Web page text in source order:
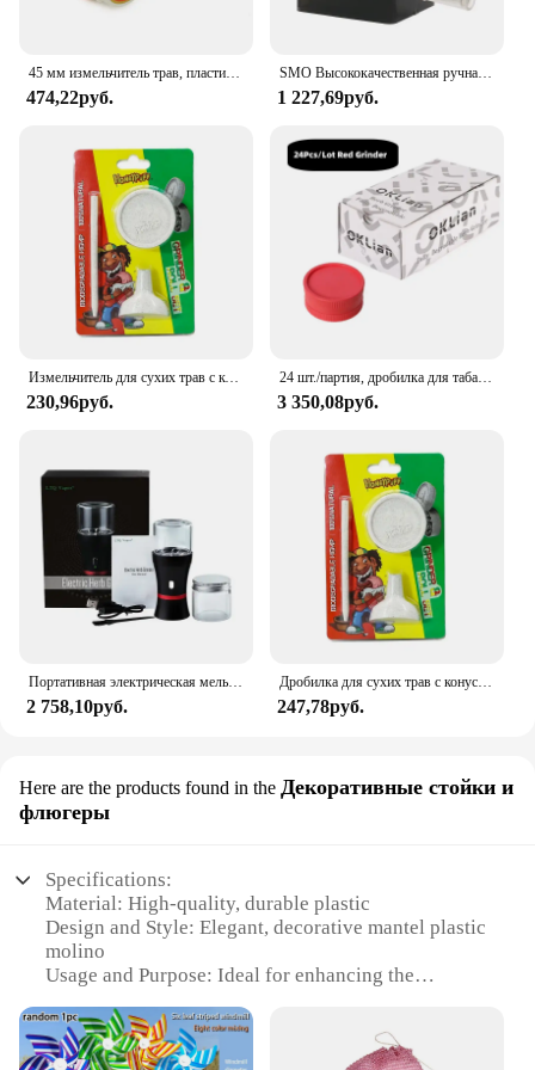
45 мм измельчитель трав, пластиковая бутылка для жевательной резинки с металлом, красная, синяя, зеленая, дробилка для специй, пыльцы, Прямая поставка, измельчитель для курения табака
474,22руб.
SMO Высококачественная ручная машина для резки табака с ручным приводом, ручная металлическая измельчитель травы, дропшиппинг, аксессуары для курения
1 227,69руб.
Измельчитель для сухих трав с конусной рулонной бумагой, воронка, биоразлагаемый материал, измельчитель трав, сделай сам, трубка для курения, аксессуары
230,96руб.
24 шт./партия, дробилка для табака, 55 мм
3 350,08руб.
Портативная электрическая мельница для трав со стеклянной банки для хранения табака, высококачественная дробилка для трав, измельчители для курительных принадлежностей
2 758,10руб.
Дробилка для сухих трав с конусной рулонной бумагой, воронка, биоразлагаемый материал, травяная дробилка, «сделай сам», трубка, аксессуары для курения
247,78руб.
Here are the products found in the Декоративные стойки и
флюгеры
Specifications:
Material: High-quality, durable plastic
Design and Style: Elegant, decorative mantel plastic
molino
Usage and Purpose: Ideal for enhancing the
Performance and Property: Sturdy and resistant to
wear and tear